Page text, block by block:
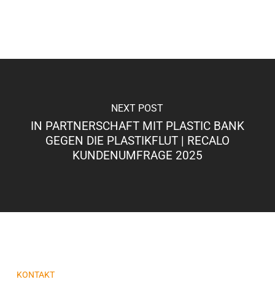
NEXT POST
IN PARTNERSCHAFT MIT PLASTIC BANK
GEGEN DIE PLASTIKFLUT | RECALO
KUNDENUMFRAGE 2025
KONTAKT